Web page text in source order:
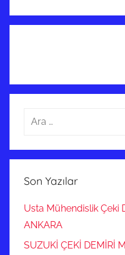
Arama:
Son Yazılar
Usta Mühendislik Çeki
ANKARA
SUZUKİ ÇEKİ DEMİRİ